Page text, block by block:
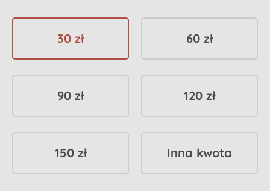
30 zł 60 zł
90 zł 120 zł
150 zł Inna kwota